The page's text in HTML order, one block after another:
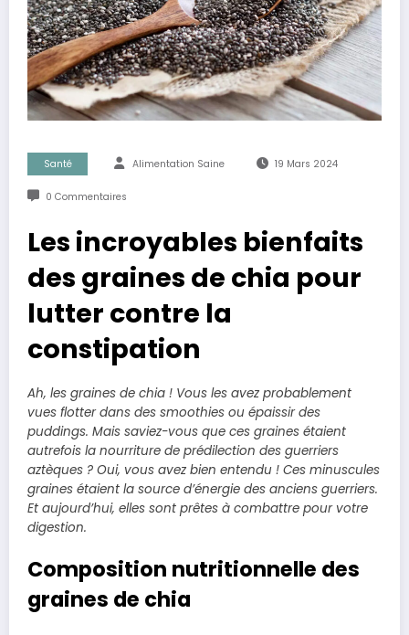
Santé Alimentation Saine 19 Mars 2024
0 Commentaires
Les incroyables bienfaits
des graines de chia pour
lutter contre la
constipation
Ah, les graines de chia ! Vous les avez probablement
vues flotter dans des smoothies ou épaissir des
puddings. Mais saviez-vous que ces graines étaient
autrefois la nourriture de prédilection des guerriers
aztèques ? Oui, vous avez bien entendu ! Ces minuscules
graines étaient la source d’énergie des anciens guerriers.
Et aujourd’hui, elles sont prêtes à combattre pour votre
digestion.
Composition nutritionnelle des
graines de chia